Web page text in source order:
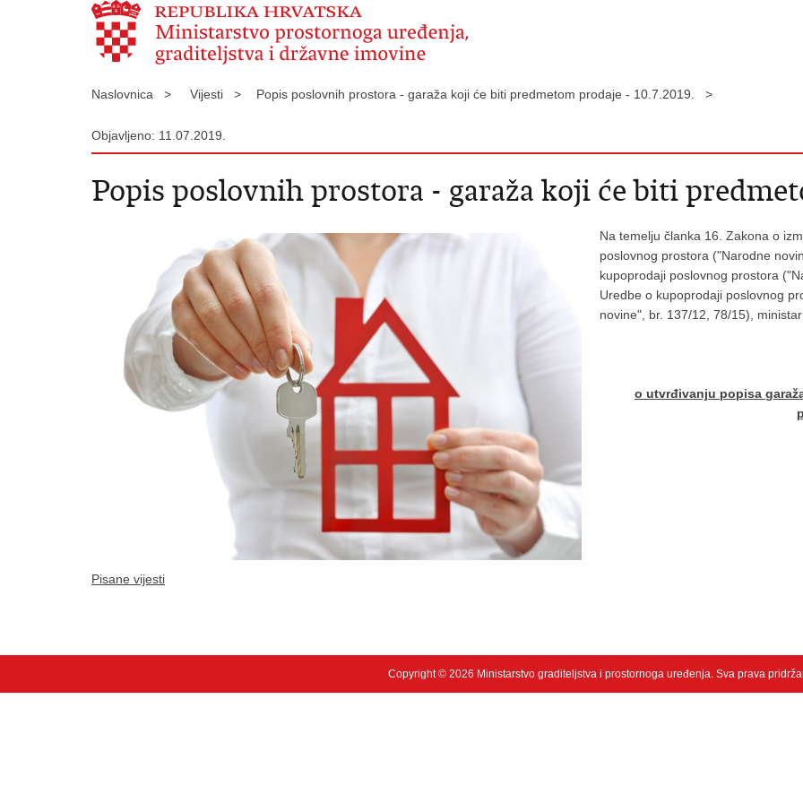
Naslovnica > Vijesti > Popis poslovnih prostora - garaža koji će biti predmetom prodaje - 10.7.2019. >
Objavljeno: 11.07.2019.
Popis poslovnih prostora - garaža koji će biti
Na temelju članka 16. Zakona o
poslovnog prostora ("Narodne
kupoprodaji poslovnog prostora
Uredbe o kupoprodaji poslovnog
novine", br. 137/12, 78/15),
o utvrđivanju popisa
Pisane vijesti
Copyright © 2026 Ministarstvo graditeljstva i prostornoga uređenja. Sva prava